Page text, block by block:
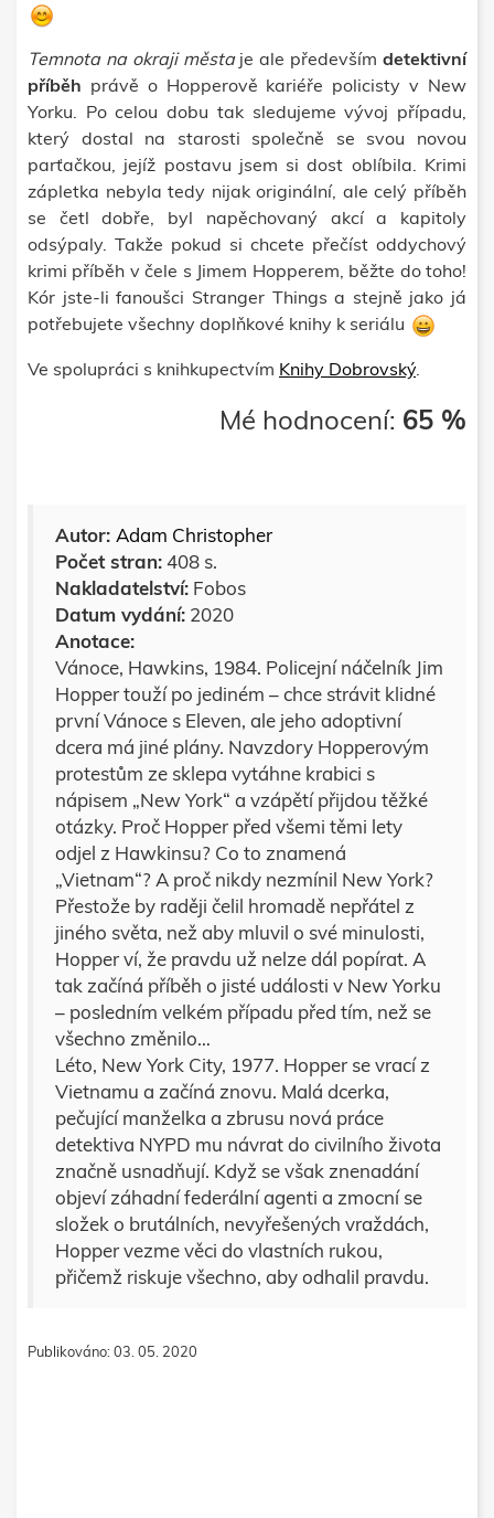
Temnota na okraji městaje ale předevšímdetektivní
příběh právě o Hopperově kariéře policisty v New
Yorku. Po celou dobu tak sledujeme vývoj případu,
který dostal na starosti společně se svou novou
parťačkou, jejíž postavu jsem si dost oblíbila. Krimi
zápletka nebyla tedy nijak originální, ale celý příběh
se četl dobře, byl napěchovaný akcí a kapitoly
odsýpaly. Takže pokud si chcete přečíst oddychový
krimi příběh v čele s Jimem Hopperem, běžte do toho!
Kór jste-li fanoušci Stranger Things a stejně jako já
potřebujete všechny doplňkové knihy k seriálu
Ve spolupráci s knihkupectvím Knihy Dobrovský.
Mé hodnocení: 65 %
Autor: Adam Christopher
Počet stran:408 s.
Nakladatelství: Fobos
Datum vydání: 2020
Anotace:
Vánoce, Hawkins, 1984. Policejní náčelník Jim
Hopper touží po jediném – chce strávit klidné
první Vánoce s Eleven, ale jeho adoptivní
dcera má jiné plány. Navzdory Hopperovým
protestům ze sklepa vytáhne krabici s
nápisem „New York“ a vzápětí přijdou těžké
otázky. Proč Hopper před všemi těmi lety
odjel z Hawkinsu? Co to znamená
„Vietnam“? A proč nikdy nezmínil New York?
Přestože by raději čelil hromadě nepřátel z
jiného světa, než aby mluvil o své minulosti,
Hopper ví, že pravdu už nelze dál popírat. A
tak začíná příběh o jisté události v New Yorku
– posledním velkém případu před tím, než se
všechno změnilo…
Léto, New York City, 1977. Hopper se vrací z
Vietnamu a začíná znovu. Malá dcerka,
pečující manželka a zbrusu nová práce
detektiva NYPD mu návrat do civilního života
značně usnadňují. Když se však znenadání
objeví záhadní federální agenti a zmocní se
složek o brutálních, nevyřešených vraždách,
Hopper vezme věci do vlastních rukou,
přičemž riskuje všechno, aby odhalil pravdu.
Publikováno: 03. 05. 2020